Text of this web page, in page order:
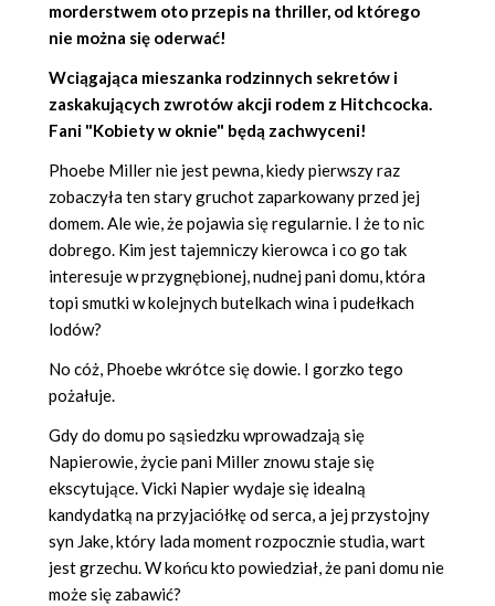
morderstwem oto przepis na thriller, od którego
nie można się oderwać!
Wciągająca mieszanka rodzinnych sekretów i
zaskakujących zwrotów akcji rodem z Hitchcocka.
Fani "Kobiety w oknie" będą zachwyceni!
Phoebe Miller nie jest pewna, kiedy pierwszy raz
zobaczyła ten stary gruchot zaparkowany przed jej
domem. Ale wie, że pojawia się regularnie. I że to nic
dobrego. Kim jest tajemniczy kierowca i co go tak
interesuje w przygnębionej, nudnej pani domu, która
topi smutki w kolejnych butelkach wina i pudełkach
lodów?
No cóż, Phoebe wkrótce się dowie. I gorzko tego
pożałuje.
Gdy do domu po sąsiedzku wprowadzają się
Napierowie, życie pani Miller znowu staje się
ekscytujące. Vicki Napier wydaje się idealną
kandydatką na przyjaciółkę od serca, a jej przystojny
syn Jake, który lada moment rozpocznie studia, wart
jest grzechu. W końcu kto powiedział, że pani domu nie
może się zabawić?